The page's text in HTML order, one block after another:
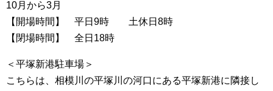
10月から3月
【開場時間】 平日9時 土休日8時
【閉場時間】 全日18時
＜平塚新港駐車場＞
こちらは、相模川の平塚川の河口にある平塚新港に隣接し